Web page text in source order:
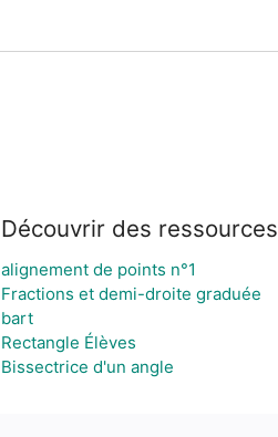
Découvrir des ressources
alignement de points n°1
Fractions et demi-droite graduée
bart
Rectangle Élèves
Bissectrice d'un angle